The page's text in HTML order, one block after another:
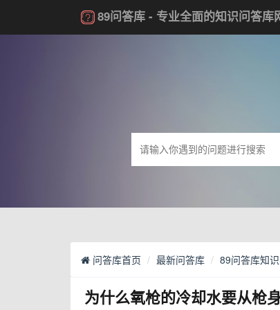
89问答库 - 专业全面的知识问答库
问答库首页 最新问答库 89问答库知
为什么氧枪的冷却水要从枪